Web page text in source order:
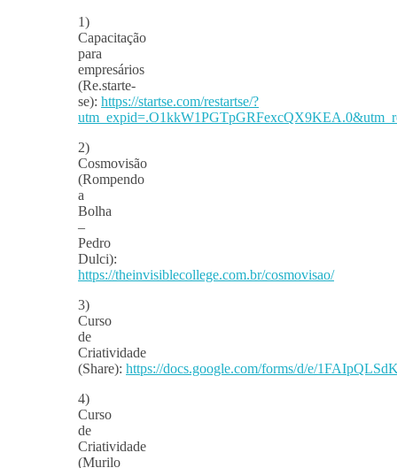
1)
Capacitação
para
empresários
(Re.starte-
se): https://startse.com/restartse/?
2)
Cosmovisão
(Rompendo
a
Bolha
–
Pedro
Dulci):
https://theinvisiblecollege.com.br/cosmovisao/
3)
Curso
de
Criatividade
(Share): https://docs.google.com/forms/d/e/
4)
Curso
de
Criatividade
(Murilo